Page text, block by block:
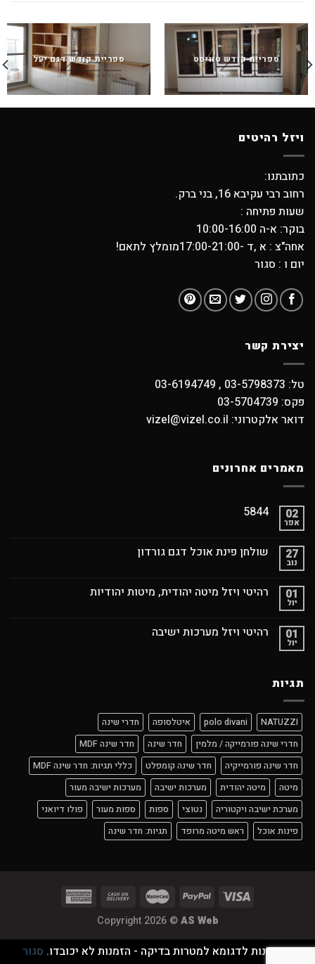
ספריית קודש טוויסט ספריית קודש דגם יעל
ויזל רהיטים
כתובתנו:
רחוב רבי עקיבא 16, בני ברק.
שעות פתיחה :
בוקר: א-ה 10:00-16:00
אחה"צ : א ,ד -17:00-21:00מומלץ לתאם!
יום ו : סגור
יצירת קשר
טל: 03-5798373 , 03-6194749
פקס: 03-5704739
דואר אלקטרוני: vizel@vizel.co.il
מאמרים אחרונים
02
אפר
5844
27
נוב
שולחן פינת אוכל דגם גורדון
01
יול
רהיטי ויזל מיטה יהודית, מיטות יהודיות
01
יול
רהיטי ויזל מערכות ישיבה
תגיות
NATUZZI
polo divani איטלסופה
חדרי שינה
חדרי שינה פורמייקה / מלמין
חדר שינה
חדר שינה MDF
חדר שינה פורמייקיה
חדר שינה קומפלט
כללי תגיות: חדר שינה MDF
מיטה
מיטה יהודית מערכות ישיבה
מערכות ישיבה מעור
מערכת ישיבה ויקטוריה
נטוצי ספות ספות מעור
פולו דיואני
פינות אוכל
ראש מיטה מרופד תגיות: חדר שינה
Copyright 2026 ©AS Web
זוהי חנות לדגומא למטרות בדיקה - הזמנות לא יכובדו. סגור